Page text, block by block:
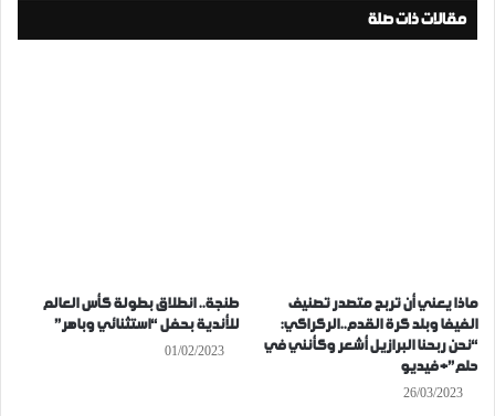
مقالات ذات صلة
ماذا يعني أن تربح متصدر تصنيف
الفيفا وبلد كرة القدم..الركراكي:
“نحن ربحنا البرازيل أشعر وكأنني في
حلم”+ فيديو
26/03/2023
طنجة.. انطلاق بطولة كأس العالم
للأندية بحفل “استثنائي وباهر”
01/02/2023